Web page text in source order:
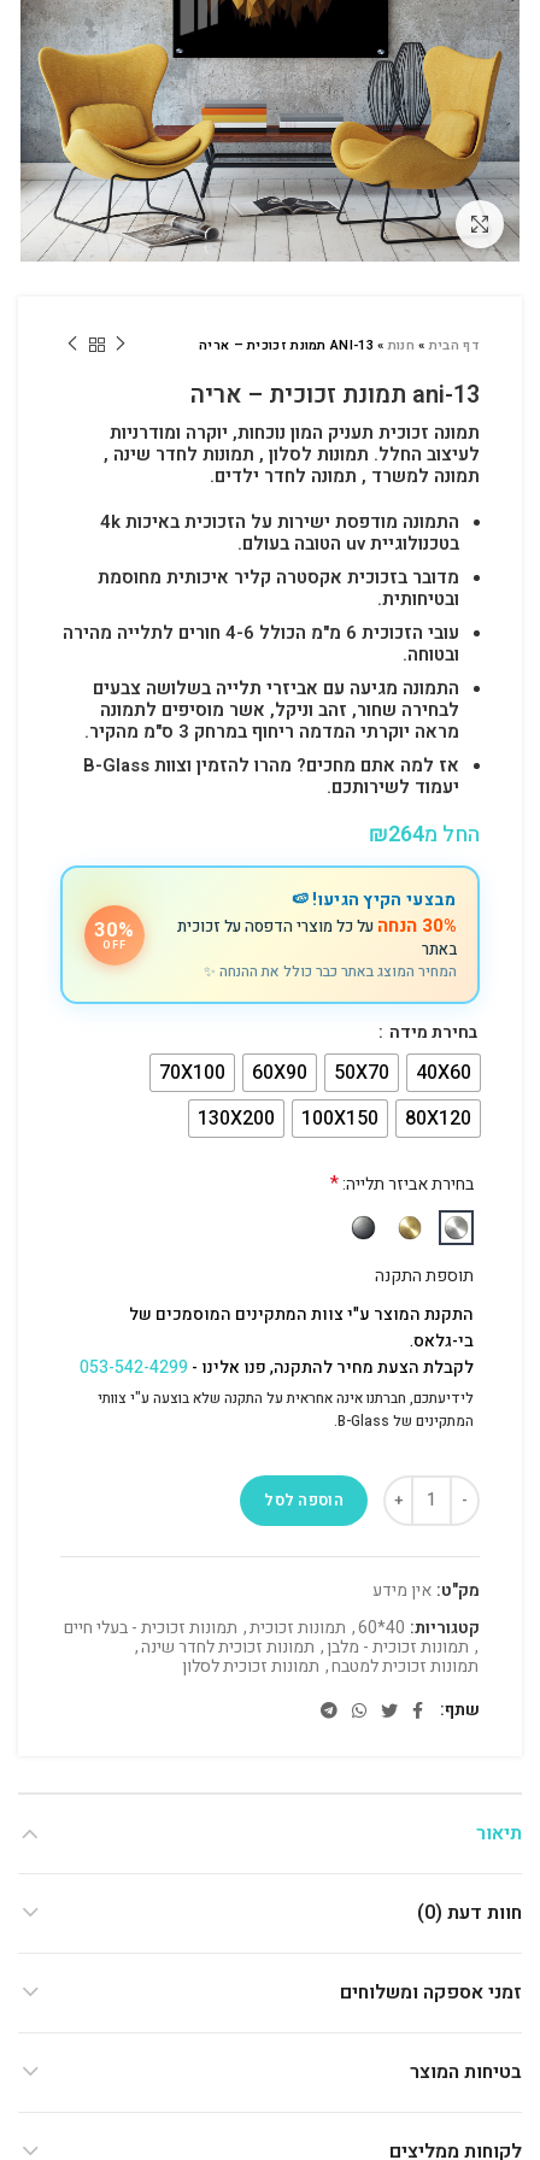
לחץ להגדלה
דף הבית» חנות» ANI-13 תמונת זכוכית – אריה
ani-13 תמונת זכוכית – אריה
תמונה זכוכית תעניק המון נוכחות, יוקרה ומודרניות
לעיצוב החלל. תמונות לסלון , תמונות לחדר שינה ,
תמונה למשרד , תמונה לחדר ילדים.
התמונה מודפסת ישירות על הזכוכית באיכות 4k
בטכנולוגיית uv הטובה בעולם.
מדובר בזכוכית אקסטרה קליר איכותית מחוסמת
ובטיחותית.
עובי הזכוכית 6 מ"מ הכולל 4-6 חורים לתלייה מהירה
ובטוחה.
התמונה מגיעה עם אביזרי תלייה בשלושה צבעים
לבחירה שחור, זהב וניקל, אשר מוסיפים לתמונה
מראה יוקרתי המדמה ריחוף במרחק 3 ס"מ מהקיר.
אז למה אתם מחכים? מהרו להזמין וצוות B-Glass
יעמוד לשירותכם.
החל מ ₪264
מבצעי הקיץ הגיעו! 🍉
30% הנחה
על כל מוצרי הדפסה על זכוכית
באתר
המחיר המוצג באתר כבר כולל את ההנחה ✨
30%
OFF
בחירת מידה
40X60
50X70
60X90
70X100
80X120
100X150
130X200
בחירת אביזר תלייה:*
תוספת התקנה
התקנת המוצר ע"י צוות המתקינים המוסמכים של
בי-גלאס.
לקבלת הצעת מחיר להתקנה, פנו אלינו -053-542-4299
לידיעתכם, חברתנו אינה אחראית על התקנה שלא בוצעה ע"י צוותי
המתקינים של B-Glass.
הוספה לסל
מק"ט: אין מידע
קטגוריות: 40*60
, תמונות זכוכית, תמונות זכוכית - בעלי חיים
, תמונות זכוכית - מלבן, תמונות זכוכית לחדר שינה,
תמונות זכוכית למטבח, תמונות זכוכית לסלון
שתף
תיאור
חוות דעת (0)
זמני אספקה ומשלוחים
בטיחות המוצר
לקוחות ממליצים